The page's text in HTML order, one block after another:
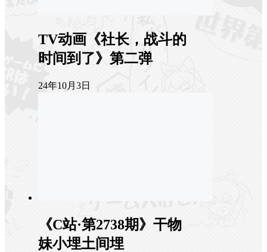
TV动画《社长，战斗的
时间到了》第二弹
24年10月3日
《C站·第2738期》干物
妹小埋土间埋